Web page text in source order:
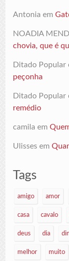
Antonia em
NOADIA
chovia, que é
Ditado Popular
peçonha
Ditado Popular
remédio
camila em
Ulisses em
Tags
amigo amor
casa cavalo
deus dia
melhor muito